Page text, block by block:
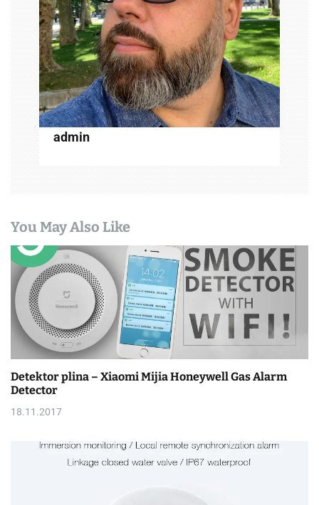
admin
You May Also Like
Detektor plina – Xiaomi Mijia Honeywell Gas Alarm
Detector
18.11.2017